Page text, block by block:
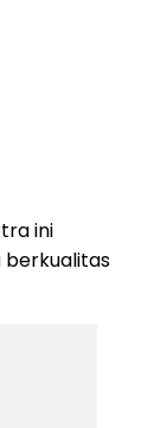
ini
berkualitas